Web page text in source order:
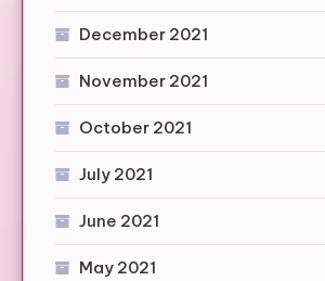
December 2021
November 2021
October 2021
July 2021
June 2021
May 2021